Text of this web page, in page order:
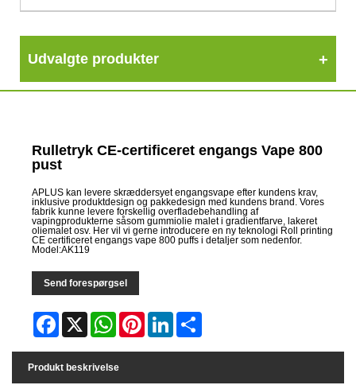
Udvalgte produkter
Rulletryk CE-certificeret engangs Vape 800
pust
APLUS kan levere skræddersyet engangsvape efter kundens krav,
inklusive produktdesign og pakkedesign med kundens brand. Vores
fabrik kunne levere forskellig overfladebehandling af
vapingprodukterne såsom gummiolie malet i gradientfarve, lakeret
oliemalet osv. Her vil vi gerne introducere en ny teknologi Roll printing
CE certificeret engangs vape 800 puffs i detaljer som nedenfor.
Model:AK119
Send forespørgsel
Facebook
X WhatsAppPinterestLinkedIn
Produkt beskrivelse